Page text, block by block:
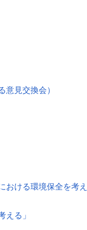
意見交換会）
おける環境保全を考
える」